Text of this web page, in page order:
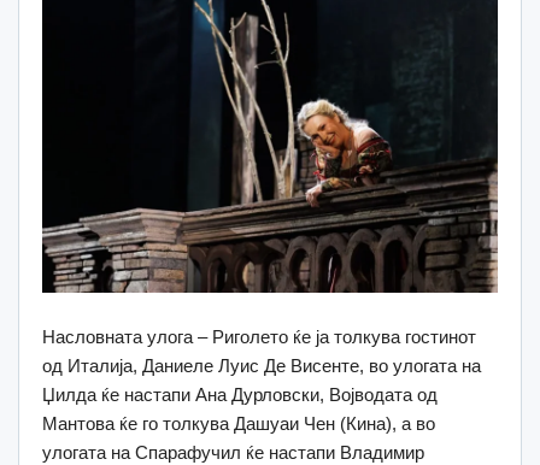
Насловната улога – Риголето ќе ја толкува гостинот
од Италија, Даниеле Луис Де Висенте, во улогата на
Џилда ќе настапи Ана Дурловски, Војводата од
Мантова ќе го толкува Дашуаи Чен (Кина), а во
улогата на Спарафучил ќе настапи Владимир